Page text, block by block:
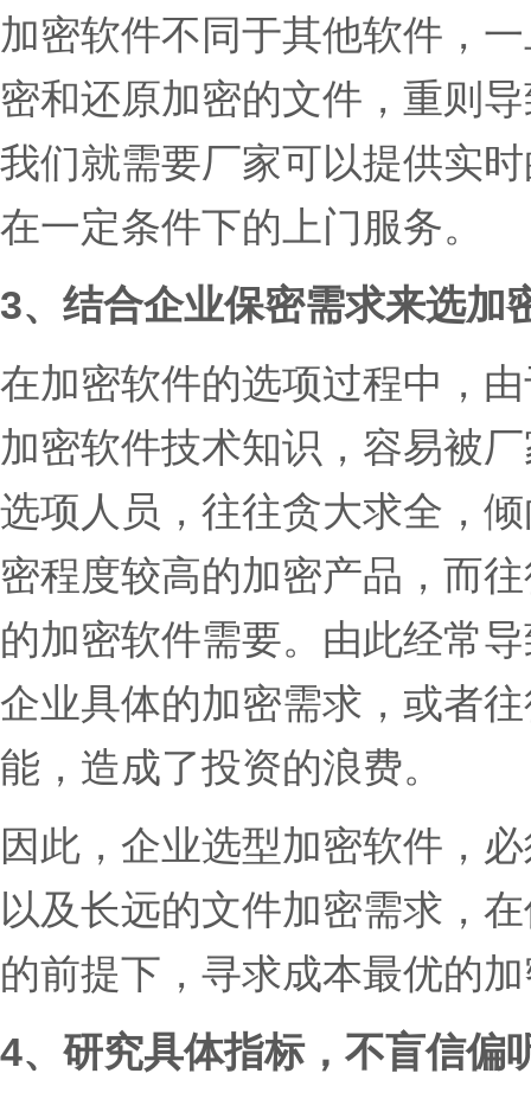
加密软件不同于其他软件，
密和还原加密的文件，重则
我们就需要厂家可以提供实
在一定条件下的上门服务。
3、结合企业保密需求来选加
在加密软件的选项过程中，
加密软件技术知识，容易被
选项人员，往往贪大求全，
密程度较高的加密产品，而
的加密软件需要。由此经常
企业具体的加密需求，或者
能，造成了投资的浪费。
因此，企业选型加密软件，
以及长远的文件加密需求，
的前提下，寻求成本最优的
4、研究具体指标，不盲信偏